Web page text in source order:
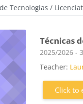
Técnicas
Course
2025/2026 -
Teacher:
Click to